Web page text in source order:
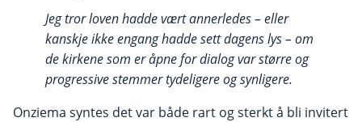
Jeg tror loven hadde vært annerledes – eller
kanskje ikke engang hadde sett dagens lys – om
de kirkene som er åpne for dialog var større og
progressive stemmer tydeligere og synligere.
Onziema syntes det var både rart og sterkt å bli invitert